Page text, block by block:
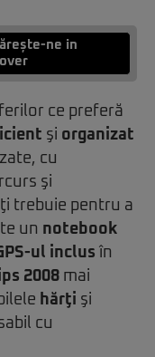
ne in
ce preferă
şi organizat
cu
şi
trebuie pentru a
un notebook
ul inclus în
2008 mai
hărţi şi
cu